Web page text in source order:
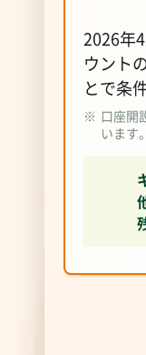
2026年
ウント
とで条
※ 口座開
います